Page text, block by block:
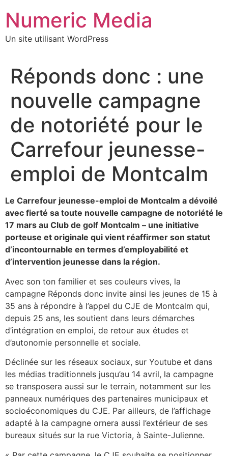
contenu
Numeric Media
Un site utilisant WordPress
Réponds donc : une
nouvelle campagne
de notoriété pour le
Carrefour jeunesse-
emploi de Montcalm
Le Carrefour jeunesse-emploi de Montcalm a dévoilé
avec fierté sa toute nouvelle campagne de notoriété le
17 mars au Club de golf Montcalm – une initiative
porteuse et originale qui vient réaffirmer son statut
d’incontournable en termes d’employabilité et
d’intervention jeunesse dans la région.
Avec son ton familier et ses couleurs vives, la
campagne Réponds donc invite ainsi les jeunes de 15 à
35 ans à répondre à l’appel du CJE de Montcalm qui,
depuis 25 ans, les soutient dans leurs démarches
d’intégration en emploi, de retour aux études et
d’autonomie personnelle et sociale.
Déclinée sur les réseaux sociaux, sur Youtube et dans
les médias traditionnels jusqu’au 14 avril, la campagne
se transposera aussi sur le terrain, notamment sur les
panneaux numériques des partenaires municipaux et
socioéconomiques du CJE. Par ailleurs, de l’affichage
adapté à la campagne ornera aussi l’extérieur de ses
bureaux situés sur la rue Victoria, à Sainte-Julienne.